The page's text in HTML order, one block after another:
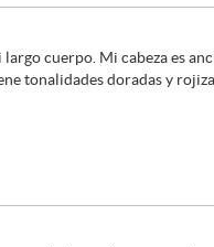
cuerpo. Mi cabeza es
tonalidades doradas y